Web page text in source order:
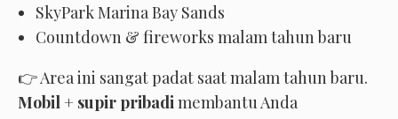
SkyPark Marina Bay Sands
Countdown & fireworks malam tahun baru
👉 Area ini sangat padat saat malam tahun baru.
Mobil + supir pribadimembantu Anda